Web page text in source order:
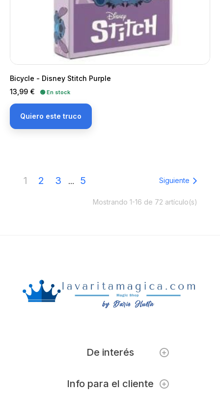
Bicycle - Disney Stitch Purple
Precio
13,99 € 🟢 En stock
Quiero este truco
1 2 3 … 5 Siguiente
Mostrando 1-16 de 72 artículo(s)
De interés
Info para el cliente